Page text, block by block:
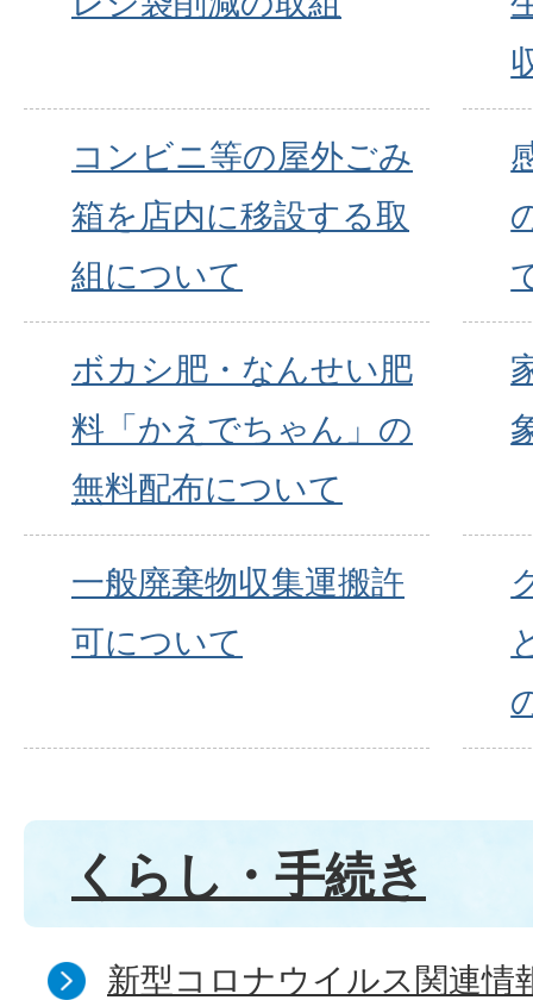
コンビニ等の屋外ごみ
箱を店内に移設する取
組について
ボカシ肥・なんせい肥
料「かえでちゃん」の
無料配布について
一般廃棄物収集運搬許
可について
くらし・手続き
新型コロナウイルス関連情